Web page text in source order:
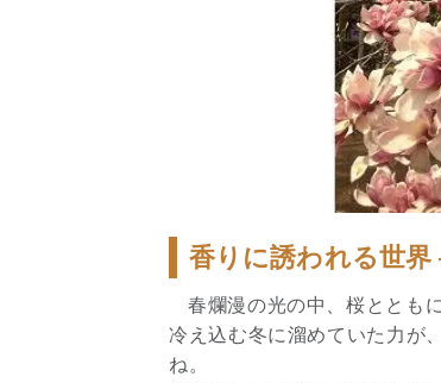
香りに誘われる世
春爛漫の光の中、桜ととも
冷え込む冬に溜めていた力が
ね。